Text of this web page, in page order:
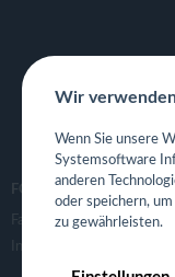
FOLGE UNS
Facebook
Instagram
Wir
Wenn Sie unsere
Systemsoftware
anderen
oder speichern,
zu gewährleisten.